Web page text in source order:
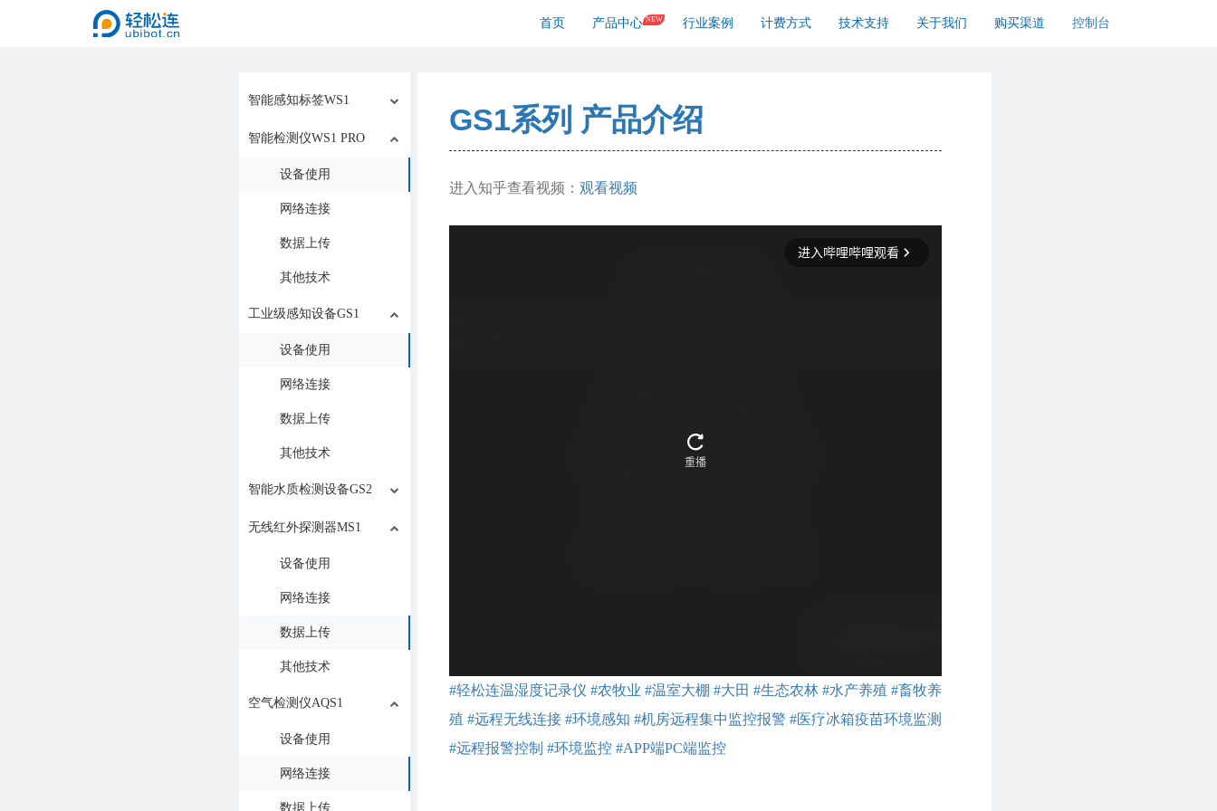
首页 产品中心 NEW 行业案例 计费方式 技术支持 关于我们 购买渠道 控制台
智能感知标签WS1
智能检测仪WS1 PRO
设备使用
网络连接
数据上传
其他技术
工业级感知设备GS1
设备使用
网络连接
数据上传
其他技术
智能水质检测设备GS2
无线红外探测器MS1
设备使用
网络连接
数据上传
其他技术
空气检测仪AQS1
设备使用
网络连接
数据上传
GS1系列 产品介绍
进入知乎查看视频： 观看视频
#轻松连温湿度记录仪 #农牧业 #温室大棚 #大田 #生态农林 #水产养殖 #畜牧养
殖 #远程无线连接 #环境感知 #机房远程集中监控报警 #医疗冰箱疫苗环境监测
#远程报警控制 #环境监控 #APP端PC端监控